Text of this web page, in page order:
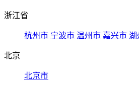
浙江省
杭州市 宁波市 温州市 嘉兴市 湖
北京
北京市